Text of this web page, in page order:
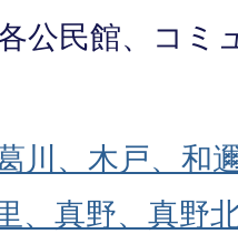
公民館、コミ
川、木戸、和
、真野、真野